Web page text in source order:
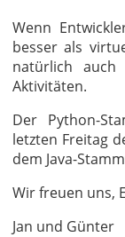
Wenn
besser als
natürlich
Aktivitäten.
Der Python-
letzten Freitag
dem Java-
Wir freuen uns,
Jan und Günter